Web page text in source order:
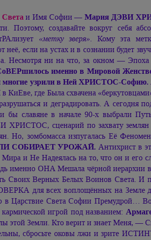
и Имя Софии — Мария ДЭВИ
создавайте вокруг себя
«метку зверя». Кому эта
если на устах и в сознании будет
Несмотря ни на что, за окном —
именно в Мировой
узрили в НейХРИСТОС-Софию.
где Была схвачена
и деградировать. А сегодня
бы славяне в начале 90-х выбрали
ХРИСТОС, сценарий по захвату
Но, зомбомасса изпугалась Её
СОБИРАЕТ УРОЖАЙ. Антихрист в
и Не Надеялась на то, что он и его
именно ОНА Мешала чёрной иерархии
Своих Верных Белых Воинов Света. И
для всех воплощённых на Земле
в Царствие Света Софии Премудрой…
игрой под названием:
Земли. Кто верит и знает Меня, —
сбросьте оковы лжи и зрите